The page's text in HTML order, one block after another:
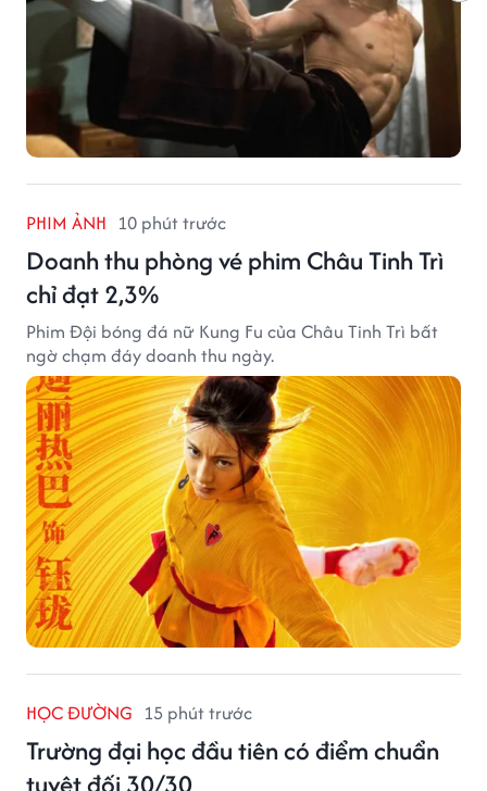
PHIM ẢNH 10 phút trước
Doanh thu phòng vé phim Châu Tinh Trì
chỉ đạt 2,3%
Phim Đội bóng đá nữ Kung Fu của Châu Tinh Trì bất
ngờ chạm đáy doanh thu ngày.
HỌC ĐƯỜNG 15 phút trước
Trường đại học đầu tiên có điểm chuẩn